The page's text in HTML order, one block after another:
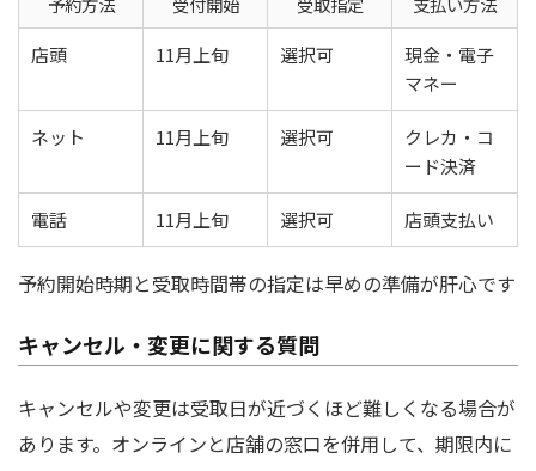
店頭
11月上旬 選択可
現金・電子
マネー
ネット 11月上旬 選択可
クレカ・コ
ード決済
電話 11月上旬 選択可 店頭支払い
予約開始時期と受取時間帯の指定は早めの準備が肝心です
キャンセル・変更に関する質問
キャンセルや変更は受取日が近づくほど難しくなる場合が
あります。オンラインと店舗の窓口を併用して、期限内に